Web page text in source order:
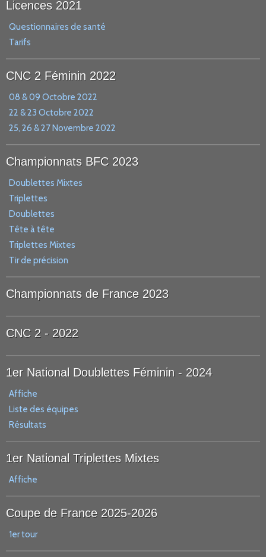
Licences 2021
Questionnaires de santé
Tarifs
CNC 2 Féminin 2022
08 & 09 Octobre 2022
22 & 23 Octobre 2022
25, 26 & 27 Novembre 2022
Championnats BFC 2023
Doublettes Mixtes
Triplettes
Doublettes
Tête à tête
Triplettes Mixtes
Tir de précision
Championnats de France 2023
CNC 2 - 2022
1er National Doublettes Féminin - 2024
Affiche
Liste des équipes
Résultats
1er National Triplettes Mixtes
Affiche
Coupe de France 2025-2026
1er tour